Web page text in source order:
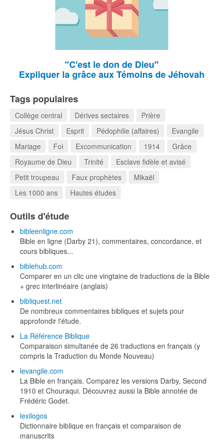
"C'est le don de Dieu"
Expliquer la grâce aux Témoins de Jéhovah
Tags populaires
Collège central Dérives sectaires
Prière
Jésus Christ
Esprit Pédophilie (affaires)
Evangile
Mariage
Foi Excommunication 1914
Grâce
Royaume de Dieu
Trinité
Esclave fidèle et avisé
Petit troupeau
Faux prophètes
Mikaël
Les 1000 ans
Hautes études
Outils d'étude
bibleenligne.com
Bible en ligne (Darby 21), commentaires, concordance, et
cours bibliques...
biblehub.com
Comparer en un clic une vingtaine de traductions de la Bible
+ grec interlinéaire (anglais)
bibliquest.net
De nombreux commentaires bibliques et sujets pour
approfondir l'étude.
La Référence Biblique
Comparaison simultanée de 26 traductions en français (y
compris la Traduction du Monde Nouveau)
levangile.com
La Bible en français. Comparez les versions Darby, Second
1910 et Chouraqui. Découvrez aussi la Bible annotée de
Frédéric Godet.
lexilogos
Dictionnaire biblique en français et comparaison de
manuscrits